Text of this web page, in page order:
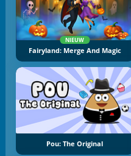
NIEUW
Fairyland: Merge And Magic
Pou: The Original